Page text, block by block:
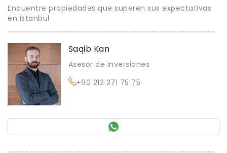
Encuentre propiedades que superen sus expectativas
en Istanbul
Saqib Kan
Asesor de inversiones
+90 212 271 75 75